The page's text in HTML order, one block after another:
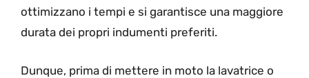
ottimizzano i tempi e si garantisce una maggiore
durata dei propri indumenti preferiti.
Dunque, prima di mettere in moto la lavatrice o